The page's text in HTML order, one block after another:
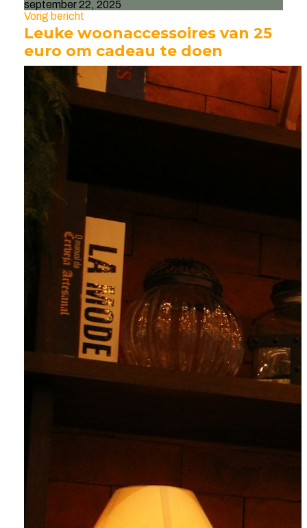
september 22, 2025
Vorig bericht
Leuke woonaccessoires van 25
euro om cadeau te doen